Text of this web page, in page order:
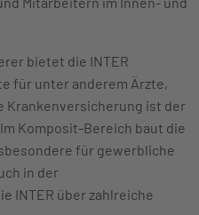
bietet die INTER
für unter anderem Ärzte,
Krankenversicherung ist der
Komposit-Bereich baut die
für gewerbliche
in der
INTER über zahlreiche